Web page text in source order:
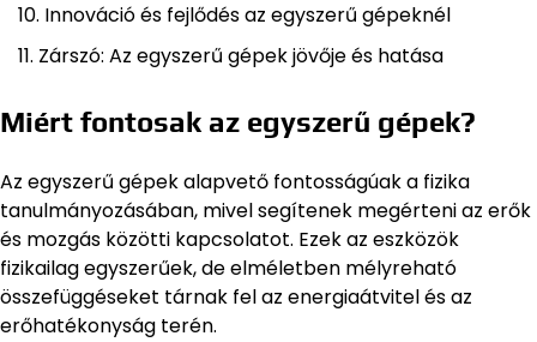
Innováció és fejlődés az egyszerű gépeknél
Zárszó: Az egyszerű gépek jövője és hatása
Miért fontosak az egyszerű gépek?
Az egyszerű gépek alapvető fontosságúak a fizika
tanulmányozásában, mivel segítenek megérteni az erők
és mozgás közötti kapcsolatot. Ezek az eszközök
fizikailag egyszerűek, de elméletben mélyreható
összefüggéseket tárnak fel az energiaátvitel és az
erőhatékonyság terén.